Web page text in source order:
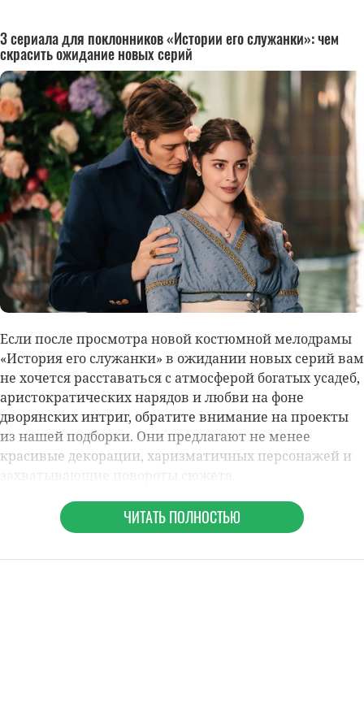
3 сериала для поклонников «Истории его служанки»: чем
скрасить ожидание новых серий
Если после просмотра новой костюмной мелодрамы
«История его служанки» в ожидании новых серий вам
не хочется расставаться с атмосферой богатых усадеб,
аристократических нарядов и любви на фоне
дворянских интриг, обратите внимание на проекты
из нашей подборки. Они предлагают не менее
красивые декорации, харизматичных персонажей и
ЧИТАТЬ ПОЛНОСТЬЮ